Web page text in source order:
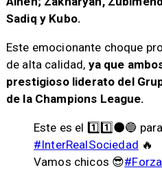
Sadiq y Kubo.
Este emocionante choque
de alta calidad, ya que
prestigioso liderato del
de la Champions League.
Este es el 1️⃣1️⃣⚫🔵
#InterRealSociedad 🔥
Vamos chicos 😎